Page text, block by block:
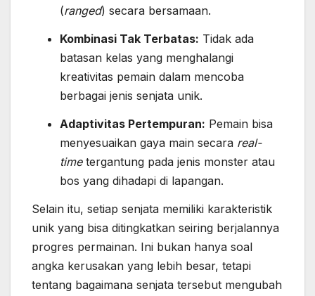
(ranged) secara bersamaan.
Kombinasi Tak Terbatas: Tidak ada
batasan kelas yang menghalangi
kreativitas pemain dalam mencoba
berbagai jenis senjata unik.
Adaptivitas Pertempuran: Pemain bisa
menyesuaikan gaya main secara real-
timetergantung pada jenis monster atau
bos yang dihadapi di lapangan.
Selain itu, setiap senjata memiliki karakteristik
unik yang bisa ditingkatkan seiring berjalannya
progres permainan. Ini bukan hanya soal
angka kerusakan yang lebih besar, tetapi
tentang bagaimana senjata tersebut mengubah